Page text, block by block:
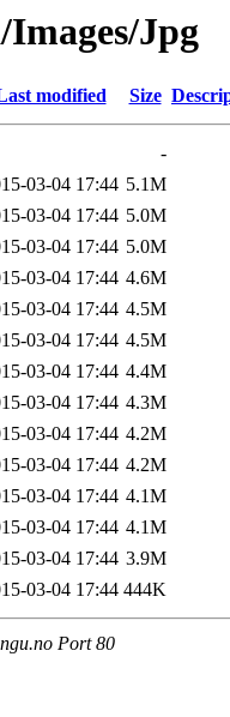
Jpg
modified Size
-
03-04 17:44 5.1M
03-04 17:44 5.0M
03-04 17:44 5.0M
03-04 17:44 4.6M
03-04 17:44 4.5M
03-04 17:44 4.5M
03-04 17:44 4.4M
03-04 17:44 4.3M
03-04 17:44 4.2M
03-04 17:44 4.2M
03-04 17:44 4.1M
03-04 17:44 4.1M
03-04 17:44 3.9M
03-04 17:44 444K
Port 80